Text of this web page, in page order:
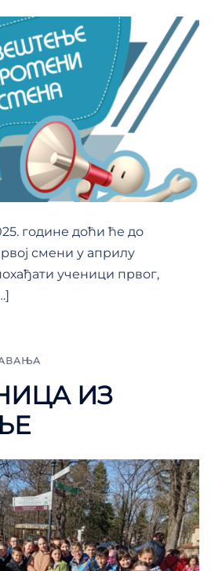
године доћи ће до
смени у априлу
ученици првог,
ИЗ